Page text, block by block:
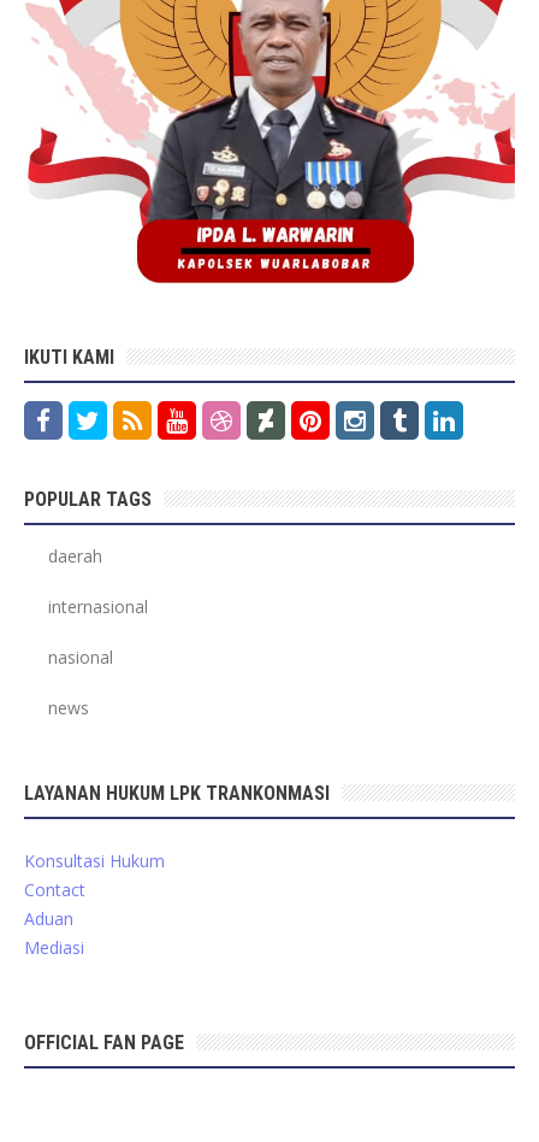
IKUTI KAMI
POPULAR TAGS
daerah
internasional
nasional
news
LAYANAN HUKUM LPK TRANKONMASI
Konsultasi Hukum
Contact
Aduan
Mediasi
OFFICIAL FAN PAGE